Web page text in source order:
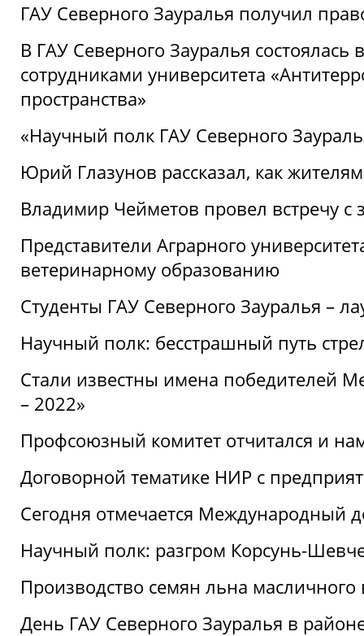
ГАУ Северного Зауралья получил
В ГАУ Северного Зауралья состоялась
сотрудниками университета
пространства»
«Научный полк ГАУ Северного
Юрий Глазунов рассказал, как
Владимир Чейметов провел встречу
Представители Аграрного
ветеринарному образованию
Студенты ГАУ Северного Зауралья –
Научный полк: бесстрашный путь
Стали известны имена победителей
– 2022»
Профсоюзный комитет отчитался и
Договорной тематике НИР с
Сегодня отмечается Международный
Научный полк: разгром Корсунь-
Производство семян льна
День ГАУ Северного Зауралья в